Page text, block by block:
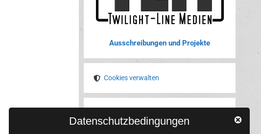
Ausschreibungen und Projekte
Cookies verwalten
Datenschutzbedingungen